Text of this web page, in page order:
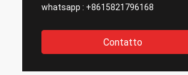
whatsapp : +8615821796168
Contatto